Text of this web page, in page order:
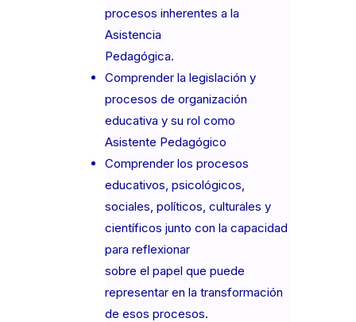
procesos inherentes a la
Asistencia
Pedagógica.
Comprender la legislación y
procesos de organización
educativa y su rol como
Asistente Pedagógico
Comprender los procesos
educativos, psicológicos,
sociales, políticos, culturales y
científicos junto con la capacidad
para reflexionar
sobre el papel que puede
representar en la transformación
de esos procesos.